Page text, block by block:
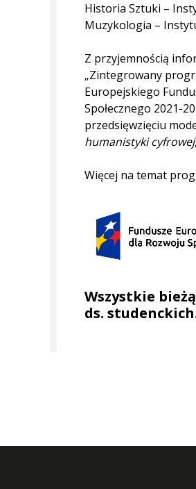
Historia Sztuki –
Muzykologia –
Z przyjemnością
„Zintegrowany
Europejskiego
Społecznego 2021-
przedsięwzięciu
humanistyki cyfrowej
Więcej na temat
Wszystkie
ds.